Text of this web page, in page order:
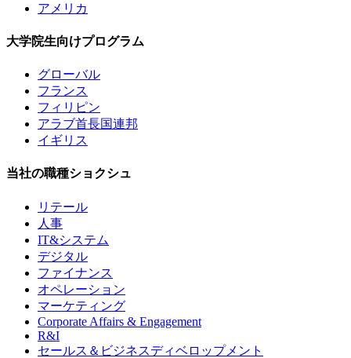
アメリカ
大学院生向けプログラム
グローバル
フランス
フィリピン
アラブ首長国連邦
イギリス
当社の職種ショクシュ
リテール
人事
IT&システム
デジタル
ファイナンス
オペレーション
マーケティング
Corporate Affairs & Engagement
R&I
セールス＆ビジネスディベロップメント